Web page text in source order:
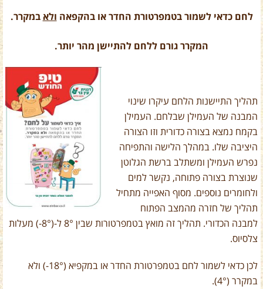
לחם כדאי לשמור בטמפרטורת החדר או בהקפאה ולא במקרר.
המקרר גורם ללחם להתיישן מהר יותר.
תהליך התיישנות הלחם עיקרו שינוי
המבנה של העמילן שבלחם. העמילן
בקמח נמצא בצורה כדורית וזו הצורה
היציבה שלו. במהלך הלישה והתפיחה
נפרש העמילן ומשתלב ברשת הגלוטן
שנוצרת בצורה פתוחה, נקשר למים
ולחומרים נוספים. מסוף האפייה מתחיל
תהליך של חזרה מהמצב הפתוח
למבנה הכדורי. תהליך זה מואץ בטמפרטורות שבין 8° ל-(8°-) מעלות
צלסיוס.
לכן כדאי לשמור לחם בטמפרטורת החדר או במקפיא (18°-) ולא
במקרר (4°).